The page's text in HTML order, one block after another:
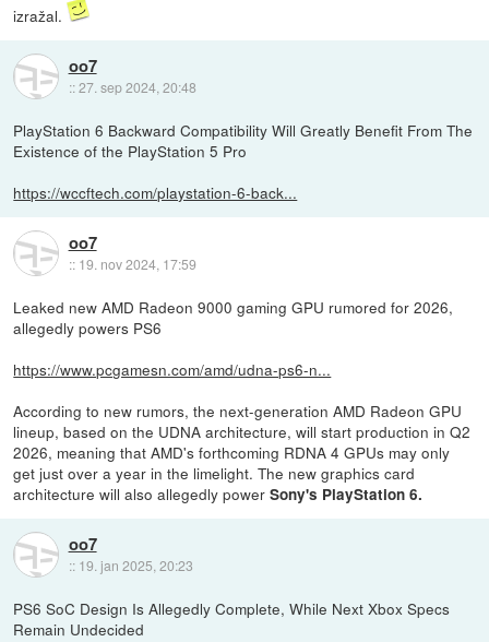
izražal.
oo7
::27. sep 2024, 20:48
PlayStation 6 Backward Compatibility Will Greatly Benefit From The
Existence of the PlayStation 5 Pro
https://wccftech.com/playstation-6-back...
oo7
:: 19. nov 2024, 17:59
Leaked new AMD Radeon 9000 gaming GPU rumored for 2026,
allegedly powers PS6
https://www.pcgamesn.com/amd/udna-ps6-n...
According to new rumors, the next-generation AMD Radeon GPU
lineup, based on the UDNA architecture, will start production in Q2
2026, meaning that AMD's forthcoming RDNA 4 GPUs may only
get just over a year in the limelight. The new graphics card
architecture will also allegedly powerSony's PlayStation 6.
oo7
:: 19. jan 2025, 20:23
PS6 SoC Design Is Allegedly Complete, While Next Xbox Specs
Remain Undecided